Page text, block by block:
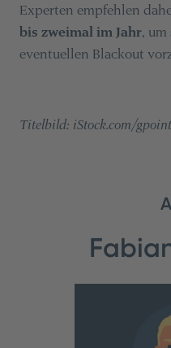
Experten empfehlen
bis zweimal im Jahr, um
eventuellen Blackout
Titelbild: iStock.com/